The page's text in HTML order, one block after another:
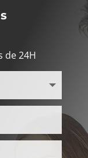
de 24H